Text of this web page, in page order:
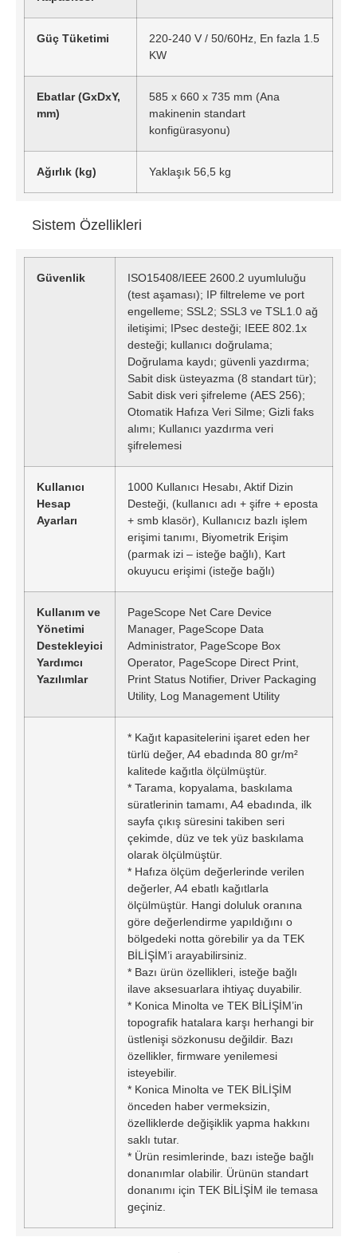
Güç Tüketimi
220-240 V / 50/60Hz, En fazla 1.5
KW
Ebatlar (GxDxY,
mm)
585 x 660 x 735 mm (Ana
makinenin standart
konfigürasyonu)
Ağırlık (kg) Yaklaşık 56,5 kg
Sistem Özellikleri
Güvenlik
ISO15408/IEEE 2600.2 uyumluluğu
(test aşaması); IP filtreleme ve port
engelleme; SSL2; SSL3 ve TSL1.0 ağ
iletişimi; IPsec desteği; IEEE 802.1x
desteği; kullanıcı doğrulama;
Doğrulama kaydı; güvenli yazdırma;
Sabit disk üsteyazma (8 standart tür);
Sabit disk veri şifreleme (AES 256);
Otomatik Hafıza Veri Silme; Gizli faks
alımı; Kullanıcı yazdırma veri
şifrelemesi
Kullanıcı
Hesap
Ayarları
1000 Kullanıcı Hesabı, Aktif Dizin
Desteği, (kullanıcı adı + şifre + eposta
+ smb klasör), Kullanıcız bazlı işlem
erişimi tanımı, Biyometrik Erişim
(parmak izi – isteğe bağlı), Kart
okuyucu erişimi (isteğe bağlı)
Kullanım ve
Yönetimi
Destekleyici
Yardımcı
Yazılımlar
PageScope Net Care Device
Manager, PageScope Data
Administrator, PageScope Box
Operator, PageScope Direct Print,
Print Status Notifier, Driver Packaging
Utility, Log Management Utility
* Kağıt kapasitelerini işaret eden her
türlü değer, A4 ebadında 80 gr/m²
kalitede kağıtla ölçülmüştür.
* Tarama, kopyalama, baskılama
süratlerinin tamamı, A4 ebadında, ilk
sayfa çıkış süresini takiben seri
çekimde, düz ve tek yüz baskılama
olarak ölçülmüştür.
* Hafıza ölçüm değerlerinde verilen
değerler, A4 ebatlı kağıtlarla
ölçülmüştür. Hangi doluluk oranına
göre değerlendirme yapıldığını o
bölgedeki notta görebilir ya da TEK
BİLİŞİM’i arayabilirsiniz.
* Bazı ürün özellikleri, isteğe bağlı
ilave aksesuarlara ihtiyaç duyabilir.
* Konica Minolta ve TEK BİLİŞİM’in
topografik hatalara karşı herhangi bir
üstlenişi sözkonusu değildir. Bazı
özellikler, firmware yenilemesi
isteyebilir.
* Konica Minolta ve TEK BİLİŞİM
önceden haber vermeksizin,
özelliklerde değişiklik yapma hakkını
saklı tutar.
* Ürün resimlerinde, bazı isteğe bağlı
donanımlar olabilir. Ürünün standart
donanımı için TEK BİLİŞİM ile temasa
geçiniz.